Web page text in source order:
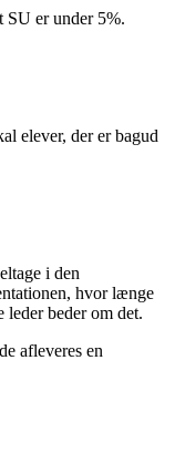
SU er under 5%.
elever, der er bagud
i den
hvor længe
beder om det.
afleveres en